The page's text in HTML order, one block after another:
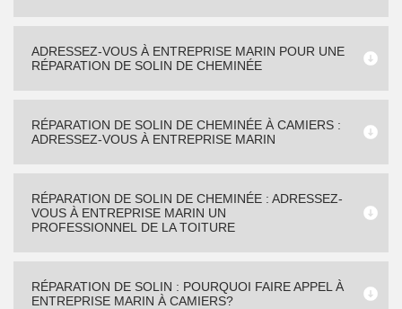
ADRESSEZ-VOUS À ENTREPRISE MARIN POUR UNE
RÉPARATION DE SOLIN DE CHEMINÉE
RÉPARATION DE SOLIN DE CHEMINÉE À CAMIERS :
ADRESSEZ-VOUS À ENTREPRISE MARIN
RÉPARATION DE SOLIN DE CHEMINÉE : ADRESSEZ-
VOUS À ENTREPRISE MARIN UN
PROFESSIONNEL DE LA TOITURE
RÉPARATION DE SOLIN : POURQUOI FAIRE APPEL À
ENTREPRISE MARIN À CAMIERS?